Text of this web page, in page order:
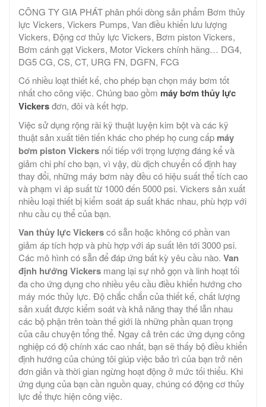
CÔNG TY GIA PHÁT phân phối dòng sản phẩm Bơm thủy
lực Vickers, Vickers Pumps, Van điều khiển lưu lượng
Vickers, Động cơ thủy lực Vickers, Bơm piston Vickers,
Bơm cánh gạt Vickers, Motor Vickers chính hãng… DG4,
DG5 CG, CS, CT, URG FN, DGFN, FCG
Có nhiều loạt thiết kế, cho phép bạn chọn máy bơm tốt
nhất cho công việc. Chúng bao gồm máy bơm thủy lực
Vickersđơn, đôi và kết hợp.
Việc sử dụng rộng rãi kỹ thuật luyện kim bột và các kỹ
thuật sản xuất tiên tiến khác cho phép họ cung cấp máy
bơm piston Vickers nối tiếp với trọng lượng đáng kể và
giảm chi phí cho bạn, vì vậy, dù dịch chuyển cố định hay
thay đổi, những máy bơm này đều có hiệu suất thể tích cao
và phạm vi áp suất từ ​​1000 đến 5000 psi. Vickers sản xuất
nhiều loại thiết bị kiểm soát áp suất khác nhau, phù hợp với
nhu cầu cụ thể của bạn.
Van thủy lực Vickerscó sẵn hoặc không có phần van
giảm áp tích hợp và phù hợp với áp suất lên tới 3000 psi.
Các mô hình có sẵn để đáp ứng bất kỳ yêu cầu nào. Van
định hướng Vickers mang lại sự nhỏ gọn và linh hoạt tối
đa cho ứng dụng cho nhiều yêu cầu điều khiển hướng cho
máy móc thủy lực. Độ chắc chắn của thiết kế, chất lượng
sản xuất được kiểm soát và khả năng thay thế lẫn nhau
các bộ phận trên toàn thế giới là những phần quan trọng
của câu chuyện tổng thể. Ngay cả trên các ứng dụng công
nghiệp có độ chính xác cao nhất, bạn sẽ thấy bộ điều khiển
định hướng của chúng tôi giúp việc bảo trì của bạn trở nên
đơn giản và thời gian ngừng hoạt động ở mức tối thiểu. Khi
ứng dụng của bạn cần nguồn quay, chúng có động cơ thủy
lực để thực hiện công việc.